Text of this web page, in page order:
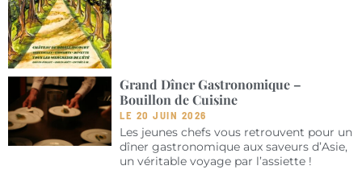
Grand Dîner Gastronomique –
Bouillon de Cuisine
LE 20 JUIN 2026
Les jeunes chefs vous retrouvent pour un
dîner gastronomique aux saveurs d’Asie,
un véritable voyage par l’assiette !